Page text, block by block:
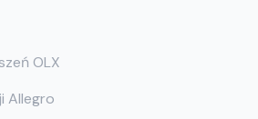
OLX
Allegro